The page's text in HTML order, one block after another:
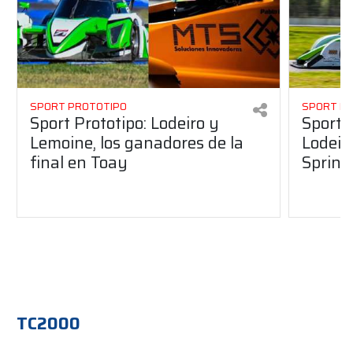
SPORT PROTOTIPO
Sport Prototipo: Lodeiro y
Lemoine, los ganadores de la
final en Toay
SPORT
Sport
Sprint
TC2000